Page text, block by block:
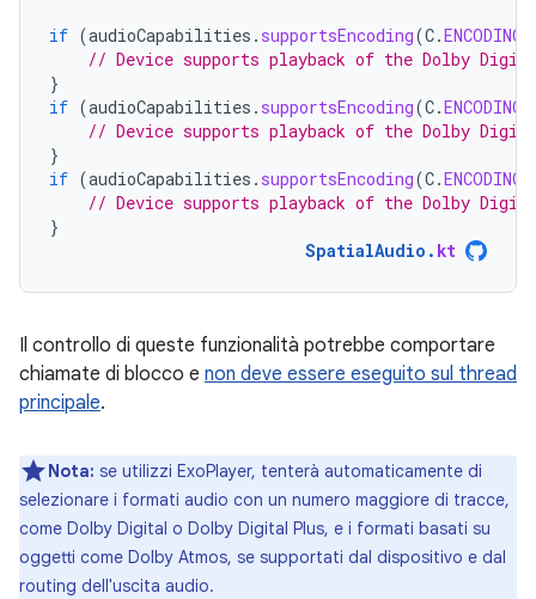
if (audioCapabilities . supportsEncoding(C.
// Device supports playback of the Dolby
}
if (audioCapabilities . supportsEncoding(C.
// Device supports playback of the Dolby
}
if (audioCapabilities . supportsEncoding(C.
// Device supports playback of the Dolby
}
SpatialAudio . kt
Il controllo di queste funzionalità potrebbe comportare
chiamate di blocco e non deve essere eseguito sul thread
principale.
Nota: se utilizzi ExoPlayer, tenterà automaticamente di
selezionare i formati audio con un numero maggiore di tracce,
come Dolby Digital o Dolby Digital Plus, e i formati basati su
oggetti come Dolby Atmos, se supportati dal dispositivo e dal
routing dell'uscita audio.